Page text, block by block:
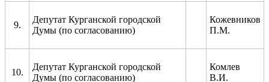
9.
Депутат Курганской городской
Думы (по согласованию)
Кожевников
П.М.
10.
Депутат Курганской городской
Думы (по согласованию)
Комлев
В.И.